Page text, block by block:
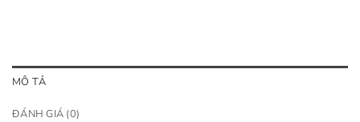
MÔ TẢ
ĐÁNH GIÁ (0)